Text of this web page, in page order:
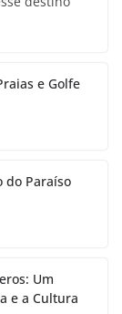
e Golfe
do Paraíso
Um
e a Cultura